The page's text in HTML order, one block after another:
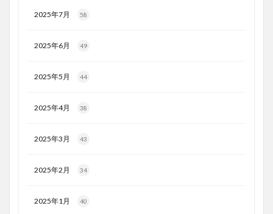
2025年7月 58
2025年6月 49
2025年5月 44
2025年4月 38
2025年3月 43
2025年2月 34
2025年1月 40